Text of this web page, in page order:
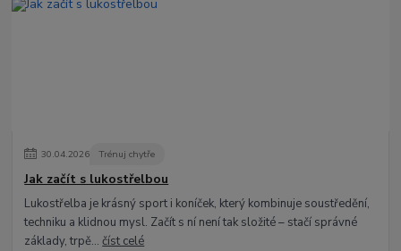
30.04.2026 Trénuj chytře
Jak začít s lukostřelbou
Lukostřelba je krásný sport i koníček, který kombinuje soustředění,
techniku a klidnou mysl. Začít s ní není tak složité – stačí správné
základy, trpě...číst celé